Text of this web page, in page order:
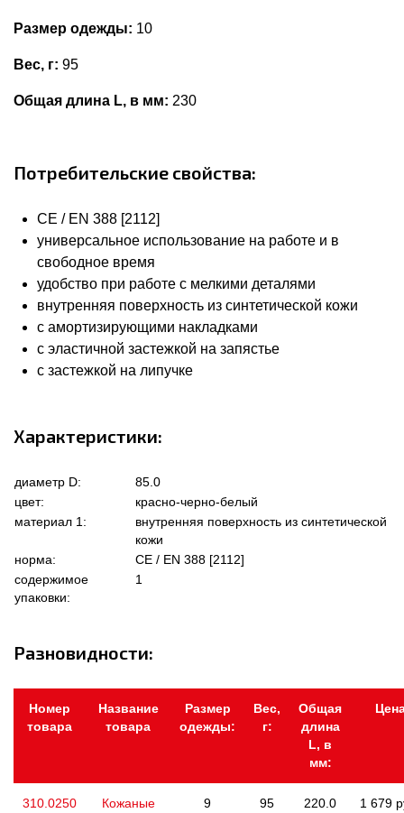
Размер одежды: 10
Вес, г: 95
Общая длина L, в мм: 230
Потребительские свойства:
CE / EN 388 [2112]
универсальное использование на работе и в
свободное время
удобство при работе с мелкими деталями
внутренняя поверхность из синтетической кожи
с амортизирующими накладками
с эластичной застежкой на запястье
с застежкой на липучке
Характеристики:
диаметр D:
85.0
цвет:
красно-черно-белый
материал 1:
внутренняя поверхность из синтетической
кожи
норма:
CE / EN 388 [2112]
содержимое
упаковки:
1
Разновидности:
Номер
товара
Название
товара
Размер
одежды:
Вес,
г:
Общая
длина
L, в
мм:
310.0250
Кожаные
9 95 220.0 1 679